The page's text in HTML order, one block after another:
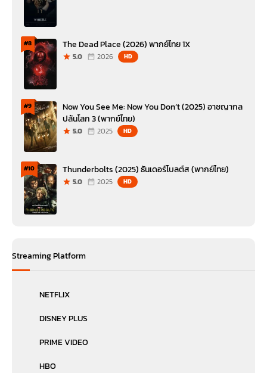
#8 The Dead Place (2026) พากย์ไทย 1X
5.0 2026 HD
#9
Now You See Me: Now You Don’t (2025) อาชญากล
ปล้นโลก 3 (พากย์ไทย)
5.0 2025 HD
#10 Thunderbolts (2025) ธันเดอร์โบลต์ส (พากย์ไทย)
5.0 2025 HD
Streaming Platform
NETFLIX
DISNEY PLUS
PRIME VIDEO
HBO